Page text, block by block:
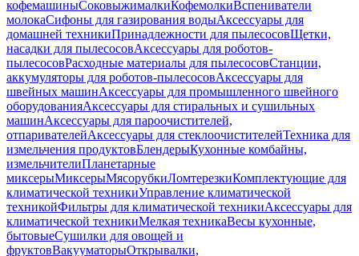
кофемашиныСоковыжималкиКофемолкиВспениватели
молокаСифоны для газирования водыАксессуары для
домашней техникиПринадлежности для пылесосовЩетки,
насадки для пылесосовАксессуары для роботов-
пылесосовРасходные материалы для пылесосовСтанции,
аккумуляторы для роботов-пылесосовАксессуары для
швейных машинАксессуары для промышленного швейного
оборудованияАксессуары для стиральных и сушильных
машинАксессуары для пароочистителей,
отпаривателейАксессуары для стеклоочистителейТехника для
измельчения продуктовБлендерыКухонные комбайны,
измельчителиПланетарные
миксерыМиксерыМясорубкиЛомтерезкиКомплектующие для
климатической техникиУправление климатической
техникойФильтры для климатической техникиАксессуары для
климатической техникиМелкая техникаВесы кухонные,
бытовыеСушилки для овощей и
фруктовВакууматорыОткрывалки,